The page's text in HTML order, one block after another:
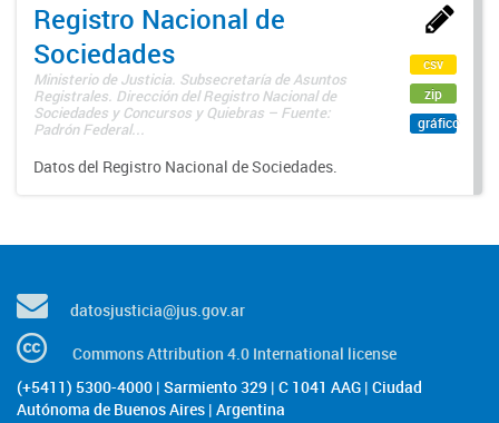
Registro Nacional de
Sociedades
Ministerio de Justicia. Subsecretaría de Asuntos
Registrales. Dirección del Registro Nacional de
Sociedades y Concursos y Quiebras – Fuente:
Padrón Federal...
Datos del Registro Nacional de Sociedades.
csv
zip
gráfico
datosjusticia@jus.gov.ar
Commons Attribution 4.0 International license
(+5411) 5300-4000 | Sarmiento 329 | C 1041 AAG | Ciudad
Autónoma de Buenos Aires | Argentina